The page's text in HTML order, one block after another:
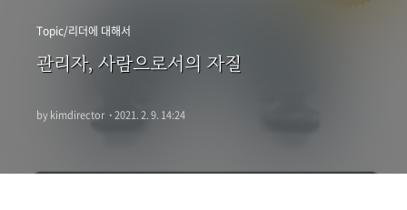
Topic/리더에 대해서
관리자, 사람으로서의 자질
by kimdirector ·2021. 2. 9. 14:24